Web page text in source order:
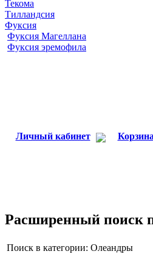
Текома
Тилландсия
Фуксия
Фуксия Магеллана
Фуксия эремофила
Личный кабинет
Расширенный поиск
Поиск в категории: Олеандры